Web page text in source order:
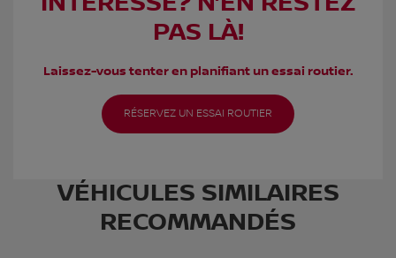
PAS LÀ!
Laissez-vous tenter en planifiant un essai routier.
RÉSERVEZ UN ESSAI ROUTIER
VÉHICULES SIMILAIRES
RECOMMANDÉS